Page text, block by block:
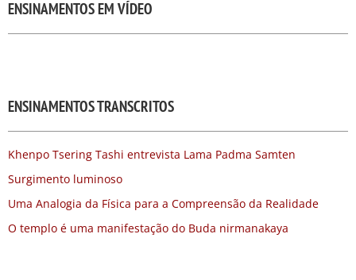
ENSINAMENTOS EM VÍDEO
ENSINAMENTOS TRANSCRITOS
Khenpo Tsering Tashi entrevista Lama Padma Samten
Surgimento luminoso
Uma Analogia da Física para a Compreensão da Realidade
O templo é uma manifestação do Buda nirmanakaya